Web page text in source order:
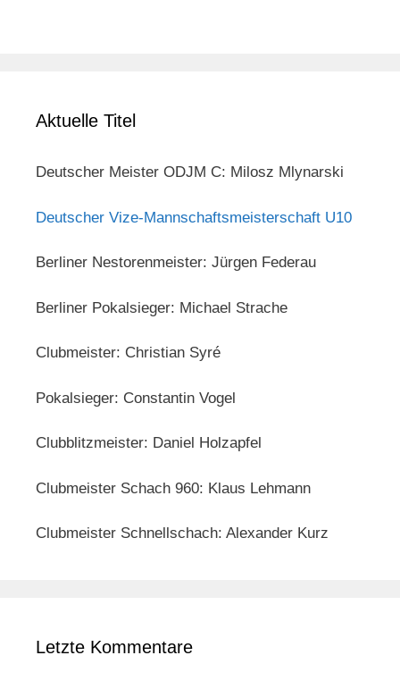
Aktuelle Titel
Deutscher Meister ODJM C: Milosz Mlynarski
Deutscher Vize-Mannschaftsmeisterschaft U10
Berliner Nestorenmeister: Jürgen Federau
Berliner Pokalsieger: Michael Strache
Clubmeister: Christian Syré
Pokalsieger: Constantin Vogel
Clubblitzmeister: Daniel Holzapfel
Clubmeister Schach 960: Klaus Lehmann
Clubmeister Schnellschach: Alexander Kurz
Letzte Kommentare